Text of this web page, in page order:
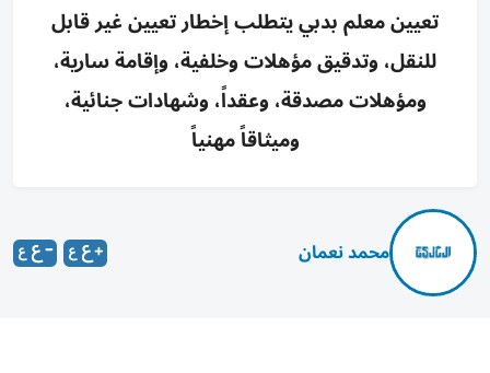
تعيين معلم بدبي يتطلب إخطار تعيين غير قابل
للنقل، وتدقيق مؤهلات وخلفية، وإقامة سارية،
ومؤهلات مصدقة، وعقداً، وشهادات جنائية،
وميثاقاً مهنياً
محمد نعمان